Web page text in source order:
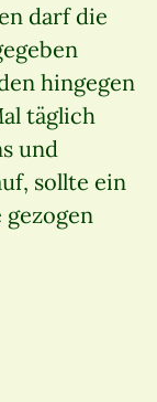
darf die
hingegen
täglich
und
sollte ein